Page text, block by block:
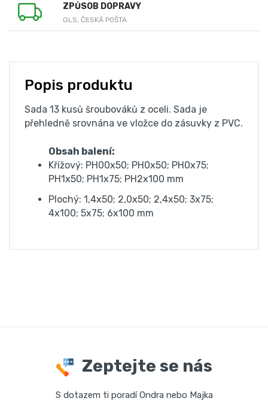
ZPŮSOB DOPRAVY
GLS, ČESKÁ POŠTA
Popis produktu
Sada 13 kusů šroubováků z oceli. Sada je
přehledně srovnána ve vložce do zásuvky z PVC.
Obsah balení:
Křížový: PH00x50; PH0x50; PH0x75;
PH1x50; PH1x75; PH2x100 mm
Plochý: 1,4x50; 2,0x50; 2,4x50; 3x75;
4x100; 5x75; 6x100 mm
Zeptejte se nás
S dotazem ti poradí Ondra nebo Majka